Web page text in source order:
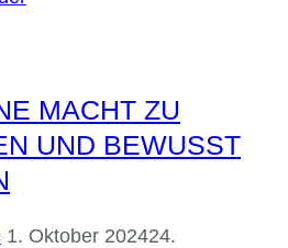
MACHT ZU
UND BEWUSST
1. Oktober 202424.